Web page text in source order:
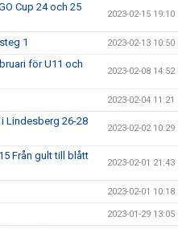
Cup 24 och 25
2023-02-15 19:10
1 2023-02-13 10:50
för U11 och
2023-02-08 14:52
2023-02-04 11:21
Lindesberg 26-28
2023-02-02 10:29
Från gult till blått
2023-02-01 21:43
2023-02-01 10:18
2023-01-29 13:05